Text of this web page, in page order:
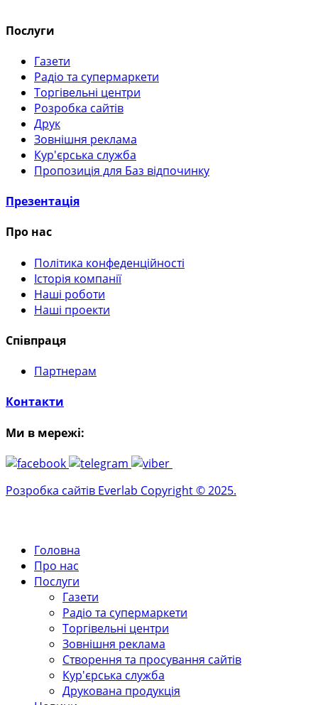
Послуги
Газети
Радіо та супермаркети
Торгівельні центри
Розробка сайтів
Друк
Зовнішня реклама
Кур'єрська служба
Пропозиція для Баз відпочинку
Презентація
Про нас
Політика конфеденційності
Історія компанії
Наші роботи
Наші проекти
Співпраця
Партнерам
Контакти
Ми в мережі:
Розробка сайтів Everlab Copyright © 2025.
Головна
Про нас
Послуги
Газети
Радіо та супермаркети
Торгівельні центри
Зовнішня реклама
Створення та просування сайтів
Кур'єрська служба
Друкована продукція